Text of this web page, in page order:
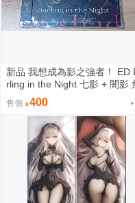
新品 我想成為影之強者！ ED
rling in the Night 七影 + 闇影
色歌 蒼い閃光 CD 阿爾法 貝塔
伽瑪 戴爾塔 伊普西龍 潔塔 希
售價 400